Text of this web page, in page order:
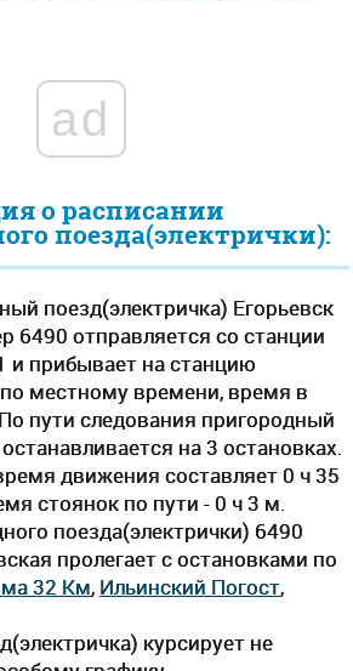
о расписании
поезда(электрички):
поезд(электричка) Егорьевск
6490 отправляется со станции
и прибывает на станцию
местному времени, время в
пути следования пригородный
на 3 остановках.
движения составляет 0 ч 35
стоянок по пути - 0 ч 3 м.
поезда(электрички) 6490
пролегает c остановками по
32 Км, Ильинский Погост,
курсирует не
ad